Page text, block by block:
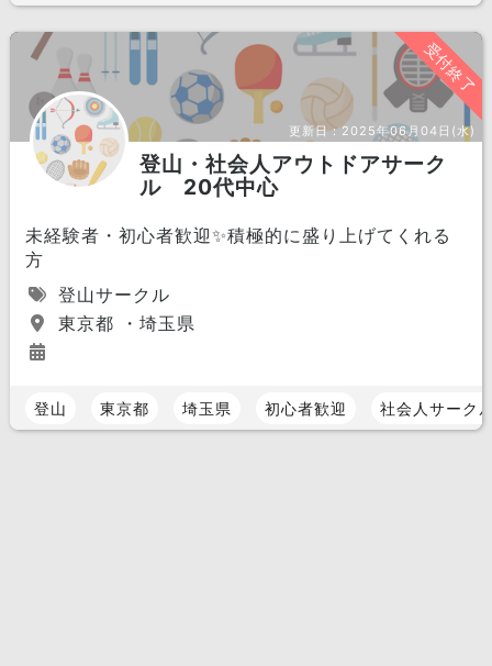
受付終了
更新日：2025年06月04日(水)
登山・社会人アウトドアサーク
ル 20代中心
未経験者・初心者歓迎✨積極的に盛り上げてくれる
方
登山サークル
東京都 ・埼玉県
登山 東京都 埼玉県 初心者歓迎 社会人サーク